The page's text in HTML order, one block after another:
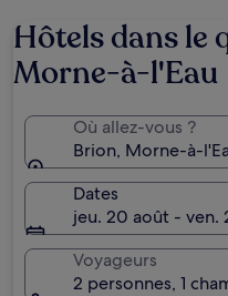
Hôtels dans le
Morne-à-l'Eau
Où allez-vous ?
Brion, Morne-à-
Dates
jeu. 20 août - ven.
Voyageurs
2 personnes, 1